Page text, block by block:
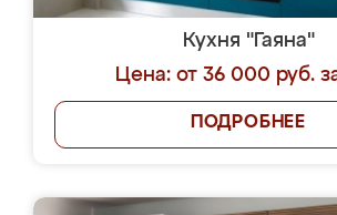
Кухня "Гаяна"
Цена: от 36 000 руб.
ПОДРОБНЕЕ